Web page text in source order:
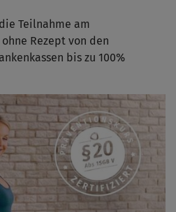
Teilnahme am
Rezept von den
bis zu 100%